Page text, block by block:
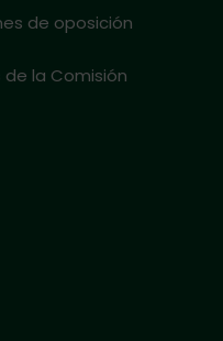
de oposición
la Comisión